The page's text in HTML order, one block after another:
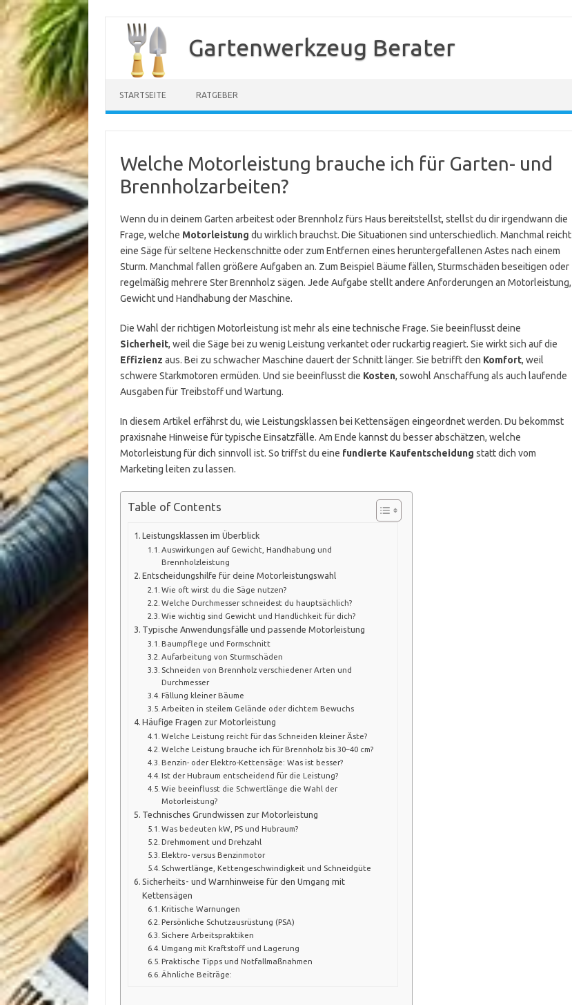
Inhalt
springen
Gartenwerkzeug Berater
STARTSEITE RATGEBER
Welche Motorleistung brauche ich für Garten- und
Brennholzarbeiten?
Wenn du in deinem Garten arbeitest oder Brennholz fürs Haus bereitstellst, stellst du dir irgendwann die
Frage, welche Motorleistung du wirklich brauchst. Die Situationen sind unterschiedlich. Manchmal reicht
eine Säge für seltene Heckenschnitte oder zum Entfernen eines heruntergefallenen Astes nach einem
Sturm. Manchmal fallen größere Aufgaben an. Zum Beispiel Bäume fällen, Sturmschäden beseitigen oder
regelmäßig mehrere Ster Brennholz sägen. Jede Aufgabe stellt andere Anforderungen an Motorleistung,
Gewicht und Handhabung der Maschine.
Die Wahl der richtigen Motorleistung ist mehr als eine technische Frage. Sie beeinflusst deine
Sicherheit, weil die Säge bei zu wenig Leistung verkantet oder ruckartig reagiert. Sie wirkt sich auf die
Effizienz aus. Bei zu schwacher Maschine dauert der Schnitt länger. Sie betrifft den Komfort, weil
schwere Starkmotoren ermüden. Und sie beeinflusst die Kosten, sowohl Anschaffung als auch laufende
Ausgaben für Treibstoff und Wartung.
In diesem Artikel erfährst du, wie Leistungsklassen bei Kettensägen eingeordnet werden. Du bekommst
praxisnahe Hinweise für typische Einsatzfälle. Am Ende kannst du besser abschätzen, welche
Motorleistung für dich sinnvoll ist. So triffst du eine fundierte Kaufentscheidung statt dich vom
Marketing leiten zu lassen.
Table of Contents
Leistungsklassen im Überblick
Auswirkungen auf Gewicht, Handhabung und
Brennholzleistung
Entscheidungshilfe für deine Motorleistungswahl
Wie oft wirst du die Säge nutzen?
Welche Durchmesser schneidest du hauptsächlich?
Wie wichtig sind Gewicht und Handlichkeit für dich?
Typische Anwendungsfälle und passende Motorleistung
Baumpflege und Formschnitt
Aufarbeitung von Sturmschäden
Schneiden von Brennholz verschiedener Arten und
Durchmesser
Fällung kleiner Bäume
Arbeiten in steilem Gelände oder dichtem Bewuchs
Häufige Fragen zur Motorleistung
Welche Leistung reicht für das Schneiden kleiner Äste?
Welche Leistung brauche ich für Brennholz bis 30–40 cm?
Benzin- oder Elektro-Kettensäge: Was ist besser?
Ist der Hubraum entscheidend für die Leistung?
Wie beeinflusst die Schwertlänge die Wahl der
Motorleistung?
Technisches Grundwissen zur Motorleistung
Was bedeuten kW, PS und Hubraum?
Drehmoment und Drehzahl
Elektro- versus Benzinmotor
Schwertlänge, Kettengeschwindigkeit und Schneidgüte
Sicherheits- und Warnhinweise für den Umgang mit
Kettensägen
Kritische Warnungen
Persönliche Schutzausrüstung (PSA)
Sichere Arbeitspraktiken
Umgang mit Kraftstoff und Lagerung
Praktische Tipps und Notfallmaßnahmen
Ähnliche Beiträge: